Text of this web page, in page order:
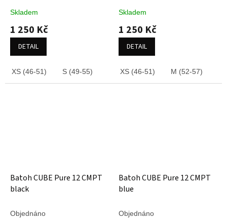
Skladem
1 250 Kč
DETAIL
XS (46-51) S (49-55) M (52-57)
Skladem
1 250 Kč
DETAIL
XS (46-51) M (52-57)
Batoh CUBE Pure 12 CMPT
black
Objednáno
Batoh CUBE Pure 12 CMPT
blue
Objednáno